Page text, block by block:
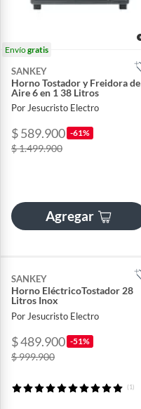
Envíogratis
SANKEY
Horno Tostador y Freidora de
Aire 6 en 1 38 Litros
Por Jesucristo Electro
$ 589.900 -61%
$ 1.499.900
Agregar
SANKEY
Horno EléctricoTostador 28
Litros Inox
Por Jesucristo Electro
$ 489.900 -51%
$ 999.900
(1)